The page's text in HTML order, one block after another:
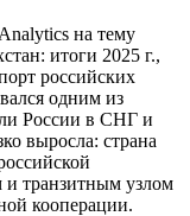
на тему
итоги 2025 г.,
российских
одним из
России в СНГ и
выросла: страна
транзитным узлом
кооперации.